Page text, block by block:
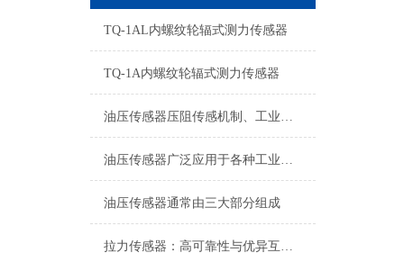
TQ-1AL内螺纹轮辐式测力传感器
TQ-1A内螺纹轮辐式测力传感器
油压传感器压阻传感机制、工业工况适配与标准化运维管理
油压传感器广泛应用于各种工业自控环境
油压传感器通常由三大部分组成
拉力传感器：高可靠性与优异互换性的技术解析